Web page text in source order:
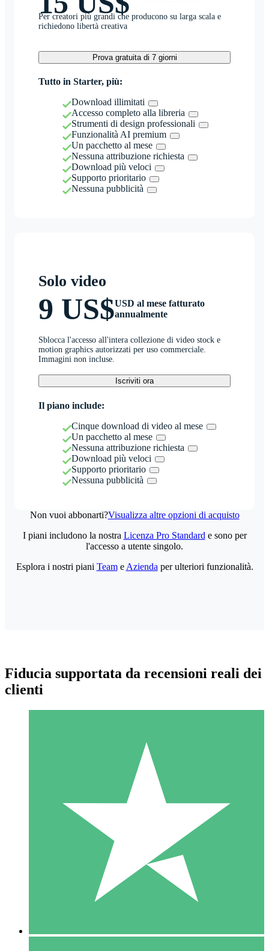
Per creatori più grandi che producono su larga scala e
richiedono libertà creativa
Prova gratuita di 7 giorni
Tutto in Starter, più:
Download illimitati
Accesso completo alla libreria
Strumenti di design professionali
Funzionalità AI premium
Un pacchetto al mese
Nessuna attribuzione richiesta
Download più veloci
Supporto prioritario
Nessuna pubblicità
Solo video
9 US$USD al mese fatturato
annualmente
Sblocca l'accesso all'intera collezione di video stock e
motion graphics autorizzati per uso commerciale.
Immagini non incluse.
Iscriviti ora
Il piano include:
Cinque download di video al mese
Un pacchetto al mese
Nessuna attribuzione richiesta
Download più veloci
Supporto prioritario
Nessuna pubblicità
Non vuoi abbonarti?Visualizza altre opzioni di acquisto
Pacchetti di Crediti Individuali
Paga a consumo con crediti di download. Nessun impegno
1 Download
10
US$1500
I piani includono la nostra Licenza Pro Standard e sono per
l'accesso a utente singolo.
Esplora i nostri piani Teame Azienda per ulteriori funzionalità.
Fiducia supportata da recensioni reali dei
clienti